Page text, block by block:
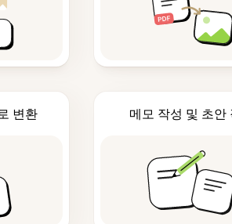
변환 메모 작성 및 초안